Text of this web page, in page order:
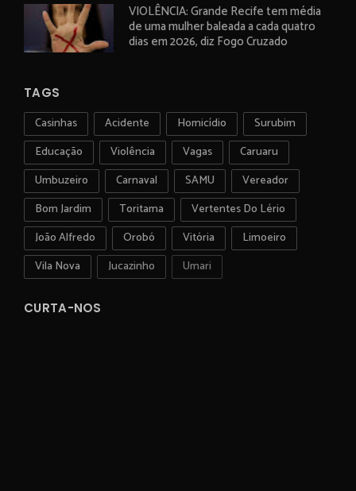
VIOLÊNCIA: Grande Recife tem média
de uma mulher baleada a cada quatro
dias em 2026, diz Fogo Cruzado
TAGS
Casinhas Acidente Homicídio
Surubim
Educação
Violência Vagas
Caruaru
Umbuzeiro
Carnaval SAMU
Vereador
Bom Jardim
Toritama
Vertentes Do Lério
João Alfredo
Orobó Vitória
Limoeiro
Vila Nova
Jucazinho Umari
CURTA-NOS